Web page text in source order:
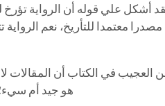
أشكل علي قوله أن الرواية تؤرخ
مصدرا معتمدا للتأريخ، نعم
العجيب في الكتاب أن المقالات
هو جيد أم سيء؛